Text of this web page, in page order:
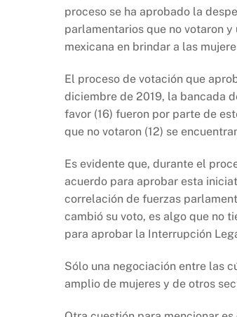
e
b
o
o
k
s
A
p
p
y
Li
n
k
proceso se ha aprobado la
parlamentarios que no votaron
mexicana en brindar a las
El proceso de votación que
diciembre de 2019, la bancada
favor (16) fueron por parte de
que no votaron (12) se
Es evidente que, durante el
acuerdo para aprobar esta
correlación de fuerzas
cambió su voto, es algo que no
para aprobar la Interrupción
Sólo una negociación entre las
amplio de mujeres y de otros